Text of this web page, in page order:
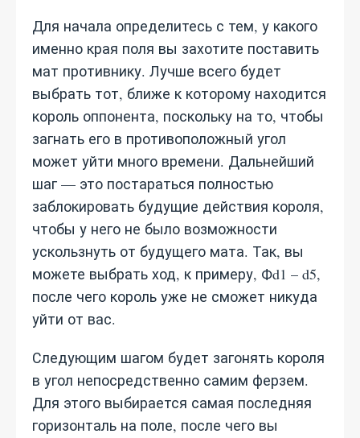
Для начала определитесь с тем, у какого
именно края поля вы захотите поставить
мат противнику. Лучше всего будет
выбрать тот, ближе к которому находится
король оппонента, поскольку на то, чтобы
загнать его в противоположный угол
может уйти много времени. Дальнейший
шаг — это постараться полностью
заблокировать будущие действия короля,
чтобы у него не было возможности
ускользнуть от будущего мата. Так, вы
можете выбрать ход, к примеру, Фd1 – d5,
после чего король уже не сможет никуда
уйти от вас.
Следующим шагом будет загонять короля
в угол непосредственно самим ферзем.
Для этого выбирается самая последняя
горизонталь на поле, после чего вы